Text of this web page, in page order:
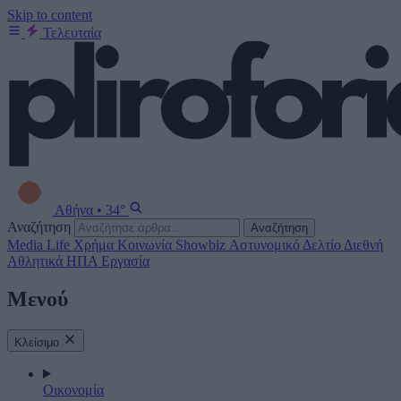
Skip to content
Τελευταία
Αθήνα • 34°
Αναζήτηση
Αναζήτηση
Media Life Χρήμα Κοινωνία Showbiz Αστυνομικό Δελτίο Διεθνή
Αθλητικά ΗΠΑ Εργασία
Μενού
Κλείσιμο
Οικονομία